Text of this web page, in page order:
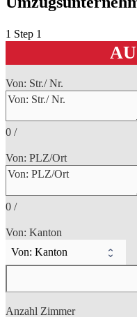
1 Step 1
Von: Str./ Nr.
0 /
Von: PLZ/Ort
0 /
Von: Kanton
Anzahl Zimmer